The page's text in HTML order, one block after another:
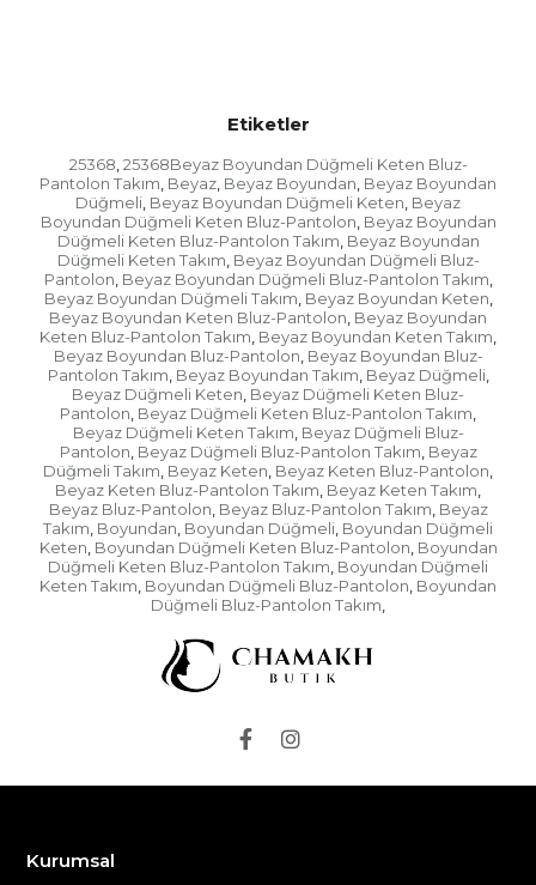
Etiketler
25368 25368Beyaz Boyundan Düğmeli Keten Bluz-
Pantolon Takım Beyaz Beyaz Boyundan Beyaz Boyundan
Düğmeli Beyaz Boyundan Düğmeli Keten Beyaz
Boyundan Düğmeli Keten Bluz-Pantolon Beyaz Boyundan
Düğmeli Keten Bluz-Pantolon Takım Beyaz Boyundan
Düğmeli Keten Takım Beyaz Boyundan Düğmeli Bluz-
Pantolon Beyaz Boyundan Düğmeli Bluz-Pantolon Takım
Beyaz Boyundan Düğmeli Takım Beyaz Boyundan Keten
Beyaz Boyundan Keten Bluz-Pantolon Beyaz Boyundan
Keten Bluz-Pantolon Takım Beyaz Boyundan Keten Takım
Beyaz Boyundan Bluz-Pantolon Beyaz Boyundan Bluz-
Pantolon Takım Beyaz Boyundan Takım Beyaz Düğmeli,
Beyaz Düğmeli Keten Beyaz Düğmeli Keten Bluz-
Pantolon Beyaz Düğmeli Keten Bluz-Pantolon Takım
Beyaz Düğmeli Keten Takım Beyaz Düğmeli Bluz-
Pantolon Beyaz Düğmeli Bluz-Pantolon Takım Beyaz
Düğmeli Takım Beyaz Keten Beyaz Keten Bluz-Pantolon
Beyaz Keten Bluz-Pantolon Takım Beyaz Keten Takım
Beyaz Bluz-Pantolon Beyaz Bluz-Pantolon Takım Beyaz
Takım Boyundan Boyundan Düğmeli Boyundan Düğmeli
Keten Boyundan Düğmeli Keten Bluz-Pantolon Boyundan
Düğmeli Keten Bluz-Pantolon Takım Boyundan Düğmeli
Keten Takım Boyundan Düğmeli Bluz-Pantolon Boyundan
Düğmeli Bluz-Pantolon Takım
Kurumsal